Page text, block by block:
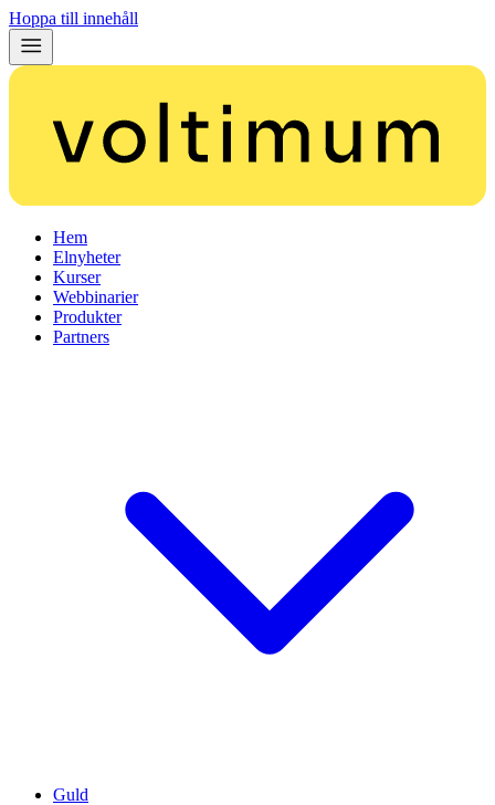
Hoppa till innehåll
Hem
Elnyheter
Kurser
Webbinarier
Produkter
Partners
Guld